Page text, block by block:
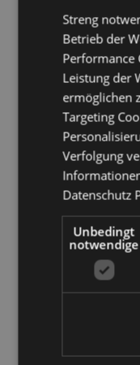
Griechenland,
Heiliger Stuhl
Island, Irland,
Italien
Kosovo,
Luxemburg,
Malta,
Montenegro,
(Festland),
(französischer
(Italien),
(Festland),
Vereinigtes
Inseln)
Produkttressourcen:
Möchten Sie
Streng
Betrieb der
Performance
Leistung der
ermöglichen
Targeting
Verfolgung
Datenschutz
Unbedingt
notwendige